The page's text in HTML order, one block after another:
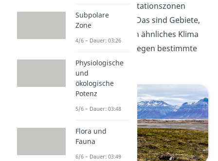
verschiedene Vegetationszonen
eingeteilt werden. Das sind Gebiete,
in denen jeweils ein ähnliches Klima
herrscht und deswegen bestimmte
Pflanzen wachsen.
Subpolare
Zone
4/6 – Dauer: 03:26
Physiologische
und
ökologische
Potenz
5/6 – Dauer: 03:48
Flora und
Fauna
6/6 – Dauer: 03:49